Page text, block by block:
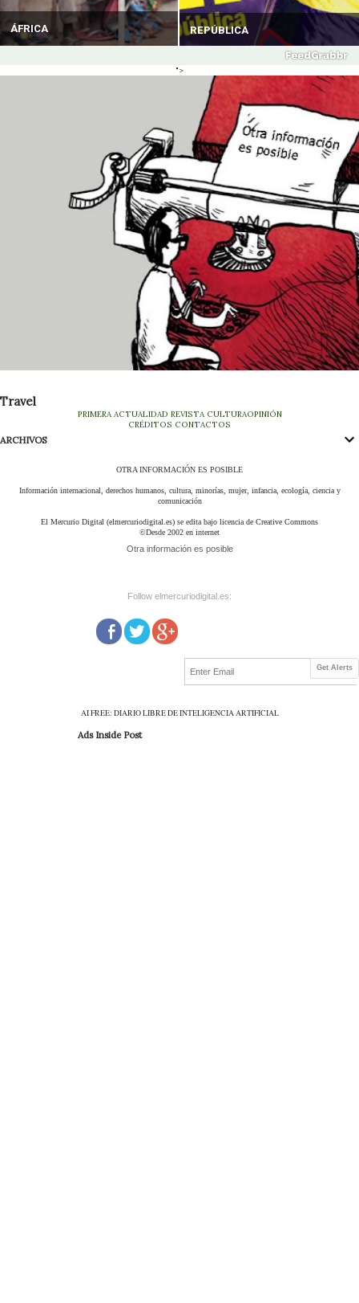
ÁFRICA REPÚBLICA
">
Travel
PRIMERA ACTUALIDAD REVISTA CULTURAOPINIÓN
CRÉDITOS CONTACTOS
ARCHIVOS
OTRA INFORMACIÓN ES POSIBLE
Información internacional, derechos humanos, cultura, minorías, mujer, infancia, ecología, ciencia y
comunicación
El Mercurio Digital (elmercuriodigital.es) se edita bajo licencia de Creative Commons
©Desde 2002 en internet
Otra información es posible
Follow elmercuriodigital.es:
Get Alerts
AI FREE: DIARIO LIBRE DE INTELIGENCIA ARTIFICIAL
Ads Inside Post